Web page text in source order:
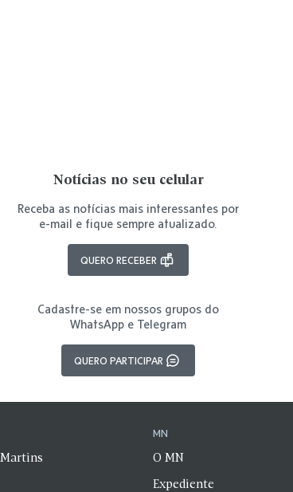
Notícias no seu celular
Receba as notícias mais interessantes por
e-mail e fique sempre atualizado.
QUERO RECEBER
Cadastre-se em nossos grupos do
WhatsApp e Telegram
QUERO PARTICIPAR
MN
O MN
Expediente